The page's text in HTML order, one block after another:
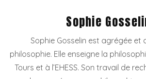
Sophie
Sophie Gosselin est agrégée et
philosophie. Elle enseigne la
Tours et à l’EHESS. Son travail de